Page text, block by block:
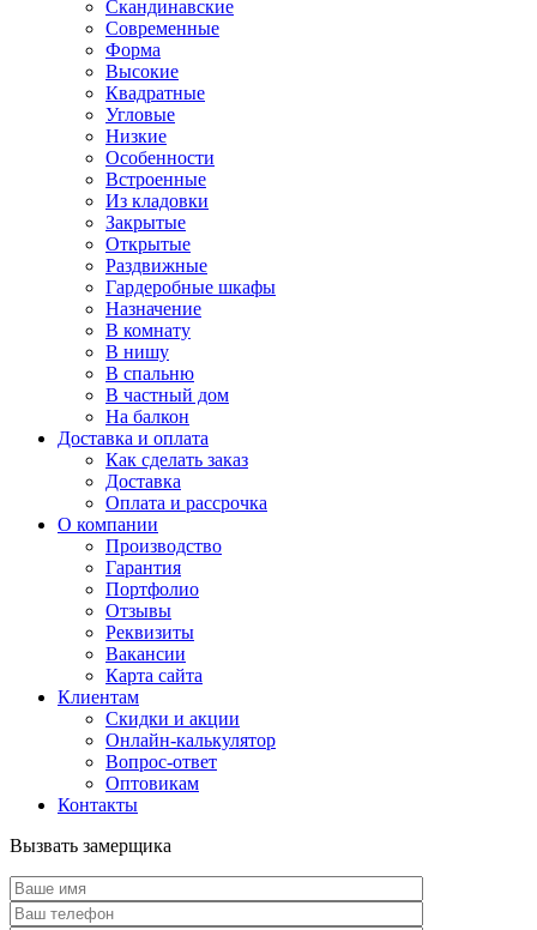
Скандинавские
Современные
Форма
Высокие
Квадратные
Угловые
Низкие
Особенности
Встроенные
Из кладовки
Закрытые
Открытые
Раздвижные
Гардеробные шкафы
Назначение
В комнату
В нишу
В спальню
В частный дом
На балкон
Доставка и оплата
Как сделать заказ
Доставка
Оплата и рассрочка
О компании
Производство
Гарантия
Портфолио
Отзывы
Реквизиты
Вакансии
Карта сайта
Клиентам
Скидки и акции
Онлайн-калькулятор
Вопрос-ответ
Оптовикам
Контакты
Вызвать замерщика